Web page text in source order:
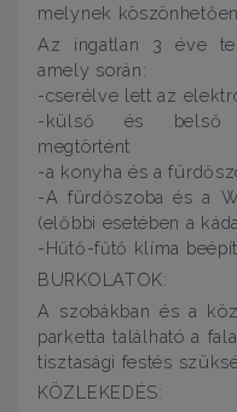
melynek
Az ingatlan 3 éve
amely során:
-cserélve lett az
-külső és belső
megtörtént
-a konyha és a
-A fürdőszoba és a
(előbbi esetében a
-Hűtő-fűtő klíma
BURKOLATOK:
A szobákban és a
parketta található a
tisztasági festés
KÖZLEKEDÉS: